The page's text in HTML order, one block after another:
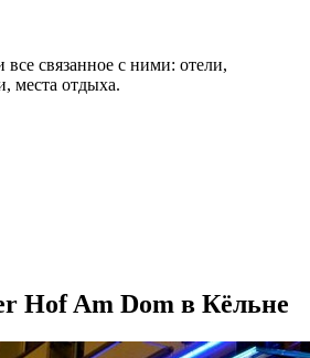
связанное с ними: отели,
места отдыха.
Hof Am Dom в Кёльне